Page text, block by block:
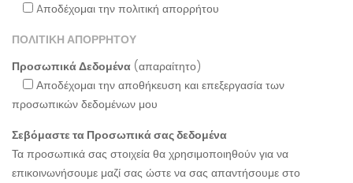
Aποδέχομαι την πολιτική απορρήτου
ΠΟΛΙΤΙΚΗ ΑΠΟΡΡΗΤΟΥ
Προσωπικά Δεδομένα (απαραίτητο)
Αποδέχομαι την αποθήκευση και επεξεργασία των
προσωπικών δεδομένων μου
Σεβόμαστε τα Προσωπικά σας δεδομένα
Τα προσωπικά σας στοιχεία θα χρησιμοποιηθούν για να
επικοινωνήσουμε μαζί σας ώστε να σας απαντήσουμε στο